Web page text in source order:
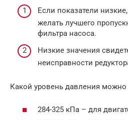
Если показатели
желать лучшего
фильтра насоса.
Низкие значения
неисправности
Какой уровень давления
284-325 кПа – для